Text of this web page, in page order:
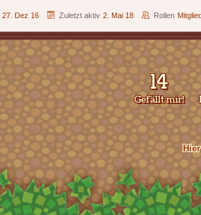
27. Dez 16 Zuletzt aktiv 2. Mai 18 Rollen
14
Gefällt mir!